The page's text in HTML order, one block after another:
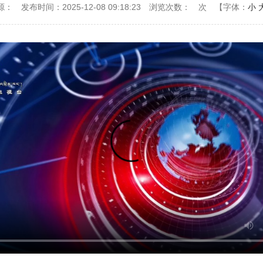
： 发布时间：2025-12-08 09:18:23 浏览次数： 次 【字体： 小